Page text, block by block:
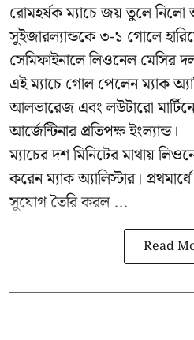
রোমহর্ষক ম্যাচে জয় তুলে নিলো
সুইজারল্যান্ডকে ৩-১ গোলে
সেমিফাইনালে লিওনেল মেসির
এই ম্যাচে গোল পেলেন ম্যাক
আলভারেজ এবং লউটারো
আর্জেন্টিনার প্রতিপক্ষ ইংল্যান্ড।
ম্যাচের দশ মিনিটের মাথায়
করেন ম্যাক অ্যালিস্টার।
সুযোগ তৈরি করল ...
Read